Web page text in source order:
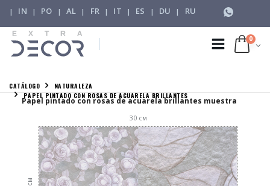
| IN | PO | AL | FR | IT | ES | DU | RU
0
CATÁLOGO
NATURALEZA
PAPEL PINTADO CON ROSAS DE ACUARELA BRILLANTES
Papel pintado con rosas de acuarela brillantes muestra
30см
см